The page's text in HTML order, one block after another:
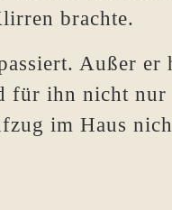
brachte.
Außer er
für ihn nicht nur
im Haus